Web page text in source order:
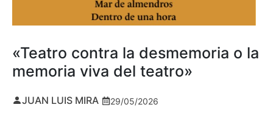
«Teatro contra la desmemoria o la
memoria viva del teatro»
JUAN LUIS MIRA 29/05/2026